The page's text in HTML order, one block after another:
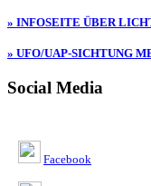
» INFOSEITE ÜBER
» UFO/UAP-SICHTUNG
Social Media
Facebook